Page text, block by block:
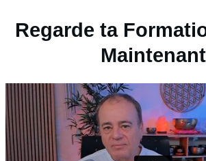
Regarde ta
Maintenant